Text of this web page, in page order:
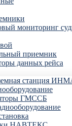
мониторинг
приемник
данных рейса
станция
ГМССБ